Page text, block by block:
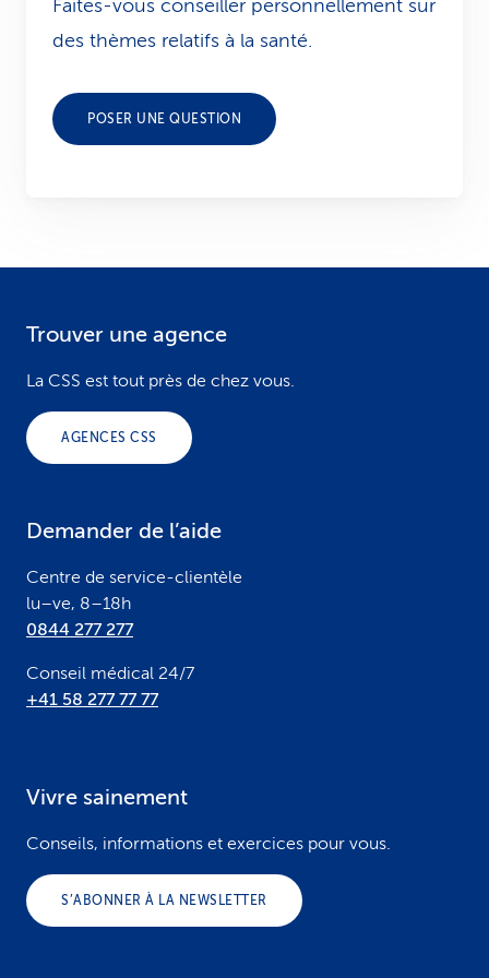
Faites-vous conseiller personnellement sur
des thèmes relatifs à la santé.
POSER UNE QUESTION
Trouver une agence
La CSS est tout près de chez vous.
AGENCES CSS
Demander de l’aide
Centre de service-clientèle
lu–ve, 8–18h
0844 277 277
Conseil médical 24/7
+41 58 277 77 77
Vivre sainement
Conseils, informations et exercices pour vous.
S’ABONNER À LA NEWSLETTER